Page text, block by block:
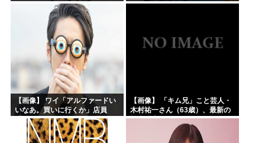
【画像】 ワイ「アルファードい
いなあ。買いに行くか」店員
「ほいっ見積もりな！」ワイ
「金額おかしくね？」←お前ら
もそう思うよな？？？？？
【画像】 「キム兄」こと芸人・
木村祐一さん（63歳）、最新の
松本人志さんとのツーショット
が完全に別人だとネット騒然！
「マジで誰かわからん」...